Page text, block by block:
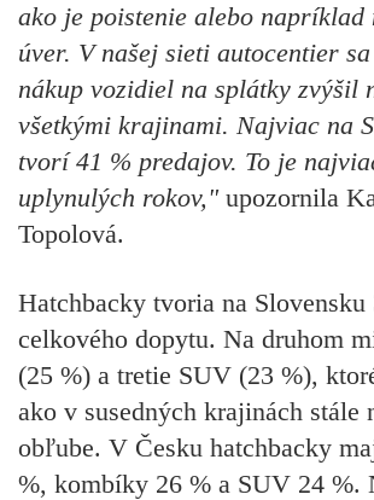
ako je poistenie alebo napríklad
úver. V našej sieti autocentier
nákup vozidiel na splátky zvýšil
všetkými krajinami. Najviac na
tvorí 41 % predajov. To je
uplynulých rokov," upozornila
Topolová.
Hatchbacky tvoria na Slovensku
celkového dopytu. Na druhom
(25 %) a tretie SUV (23 %),
ako v susedných krajinách stále
obľube. V Česku hatchbacky
%, kombíky 26 % a SUV 24 %.